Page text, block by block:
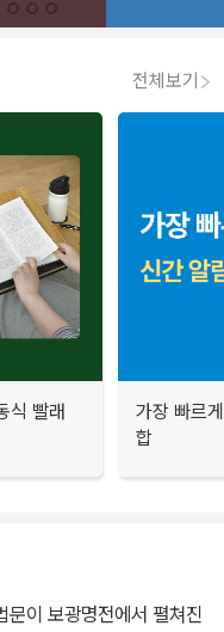
전체보기
식 빨래
가장 빠르
합
문이 보광명전에서 펼쳐진